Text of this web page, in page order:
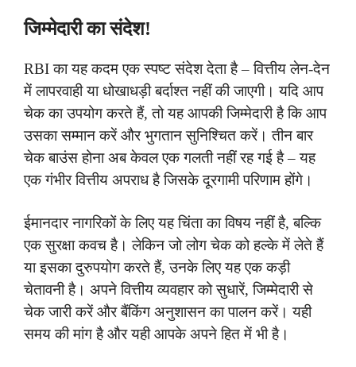
जिम्मेदारी का संदेश!
RBI का यह कदम एक स्पष्ट संदेश देता है – वित्तीय लेन-देन
में लापरवाही या धोखाधड़ी बर्दाश्त नहीं की जाएगी। यदि आप
चेक का उपयोग करते हैं, तो यह आपकी जिम्मेदारी है कि आप
उसका सम्मान करें और भुगतान सुनिश्चित करें। तीन बार
चेक बाउंस होना अब केवल एक गलती नहीं रह गई है – यह
एक गंभीर वित्तीय अपराध है जिसके दूरगामी परिणाम होंगे।
ईमानदार नागरिकों के लिए यह चिंता का विषय नहीं है, बल्कि
एक सुरक्षा कवच है। लेकिन जो लोग चेक को हल्के में लेते हैं
या इसका दुरुपयोग करते हैं, उनके लिए यह एक कड़ी
चेतावनी है। अपने वित्तीय व्यवहार को सुधारें, जिम्मेदारी से
चेक जारी करें और बैंकिंग अनुशासन का पालन करें। यही
समय की मांग है और यही आपके अपने हित में भी है।